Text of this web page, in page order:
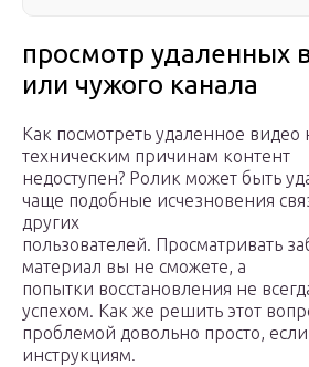
просмотр удаленных
или чужого канала
Как посмотреть удаленное видео
техническим причинам контент
недоступен? Ролик может быть
чаще подобные исчезновения
других
пользователей. Просматривать
материал вы не сможете, а
попытки восстановления не
успехом. Как же решить этот
проблемой довольно просто,
инструкциям.